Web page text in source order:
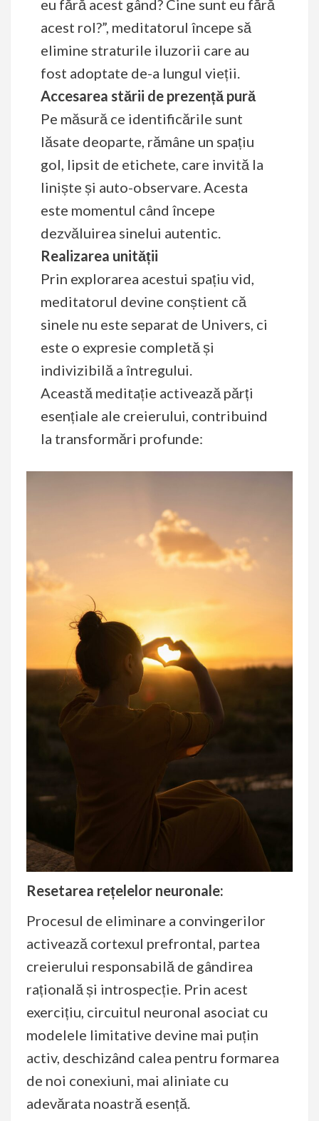
eu fără acest gând? Cine sunt eu fără
acest rol?”, meditatorul începe să
elimine straturile iluzorii care au
fost adoptate de-a lungul vieții.
Accesarea stării de prezență pură
Pe măsură ce identificările sunt
lăsate deoparte, rămâne un spațiu
gol, lipsit de etichete, care invită la
liniște și auto-observare. Acesta
este momentul când începe
dezvăluirea sinelui autentic.
Realizarea unității
Prin explorarea acestui spațiu vid,
meditatorul devine conștient că
sinele nu este separat de Univers, ci
este o expresie completă și
indivizibilă a întregului.
Această meditație activează părți
esențiale ale creierului, contribuind
la transformări profunde:
Resetarea rețelelor neuronale:
Procesul de eliminare a convingerilor
activează cortexul prefrontal, partea
creierului responsabilă de gândirea
rațională și introspecție. Prin acest
exercițiu, circuitul neuronal asociat cu
modelele limitative devine mai puțin
activ, deschizând calea pentru formarea
de noi conexiuni, mai aliniate cu
adevărata noastră esență.